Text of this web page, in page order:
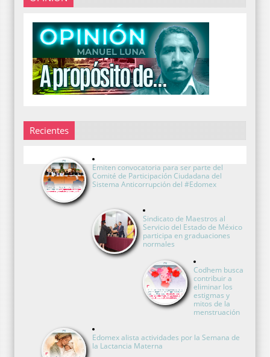
Recientes
Emiten convocatoria para ser parte del
Comité de Participación Ciudadana del
Sistema Anticorrupción del #Edomex
Sindicato de Maestros al
Servicio del Estado de México
participa en graduaciones
normales
Codhem busca
contribuir a
eliminar los
estigmas y
mitos de la
menstruación
Edomex alista actividades por la Semana de
la Lactancia Materna